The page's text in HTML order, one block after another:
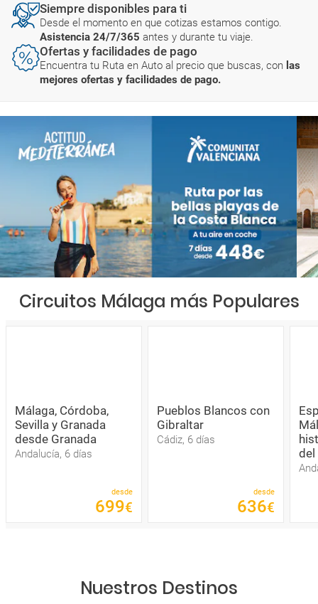
Siempre disponibles para ti
Desde el momento en que cotizas estamos contigo.
Asistencia 24/7/365 antes y durante tu viaje.
Ofertas y facilidades de pago
Encuentra tu Ruta en Auto al precio que buscas, con las
mejores ofertas y facilidades de pago.
Circuitos Málaga más Populares
Málaga, Córdoba,
Sevilla y Granada
desde Granada
Andalucía, 6 días
desde
699€
Pueblos Blancos con
Gibraltar
Cádiz, 6 días
desde
636€
del
Nuestros Destinos